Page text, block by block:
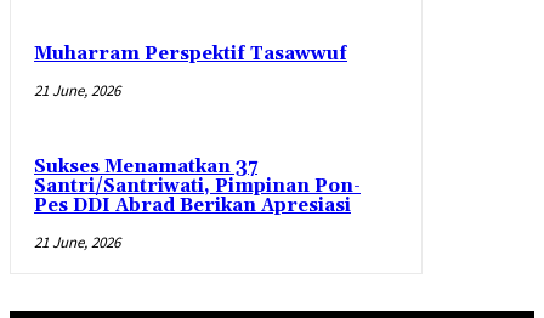
Muharram Perspektif Tasawwuf
21 June, 2026
Sukses Menamatkan 37
Santri/Santriwati, Pimpinan Pon-
Pes DDI Abrad Berikan Apresiasi
21 June, 2026